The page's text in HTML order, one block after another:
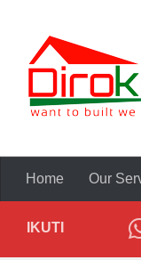
Home Our
IKUTI